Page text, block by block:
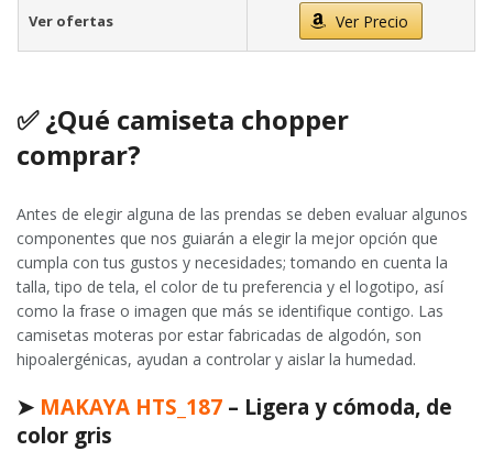
Ver ofertas Ver Precio
✅ ¿Qué camiseta chopper
comprar?
Antes de elegir alguna de las prendas se deben evaluar algunos
componentes que nos guiarán a elegir la mejor opción que
cumpla con tus gustos y necesidades; tomando en cuenta la
talla, tipo de tela, el color de tu preferencia y el logotipo, así
como la frase o imagen que más se identifique contigo. Las
camisetas moteras por estar fabricadas de algodón, son
hipoalergénicas, ayudan a controlar y aislar la humedad.
➤ MAKAYA HTS_187 – Ligera y cómoda, de
color gris